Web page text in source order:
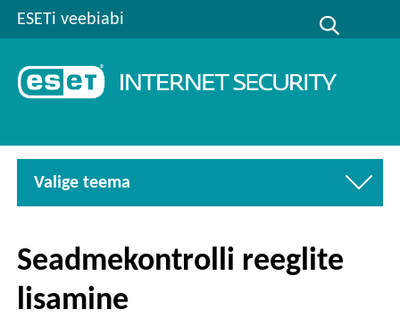
ESETi veebiabi
Valige teema
Seadmekontrolli reeglite
lisamine